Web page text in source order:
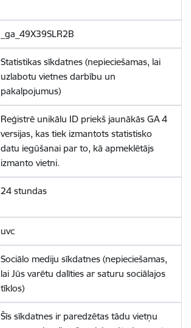
_ga_49X39SLR2B
Statistikas sīkdatnes (nepieciešamas, lai
uzlabotu vietnes darbību un
pakalpojumus)
Reģistrē unikālu ID priekš jaunākās GA 4
versijas, kas tiek izmantots statistisko
datu iegūšanai par to, kā apmeklētājs
izmanto vietni.
24 stundas
uvc
Sociālo mediju sīkdatnes (nepieciešamas,
lai Jūs varētu dalīties ar saturu sociālajos
tīklos)
Šīs sīkdatnes ir paredzētas tādu vietņu